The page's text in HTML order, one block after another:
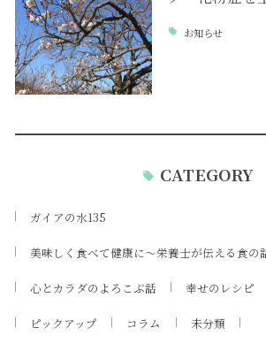
お知らせ
CATEGORY
ガイアの水135
美味しく食べて健康に～栄養士が伝える食の
心とカラダのよろこぶ話 幸せのレシピ
ピックアップ コラム 未分類